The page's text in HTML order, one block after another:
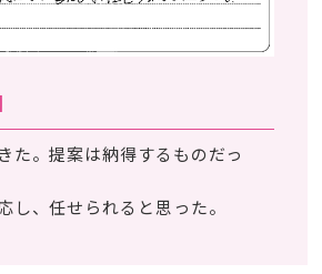
た。提案は納得するものだっ
し、任せられると思った。